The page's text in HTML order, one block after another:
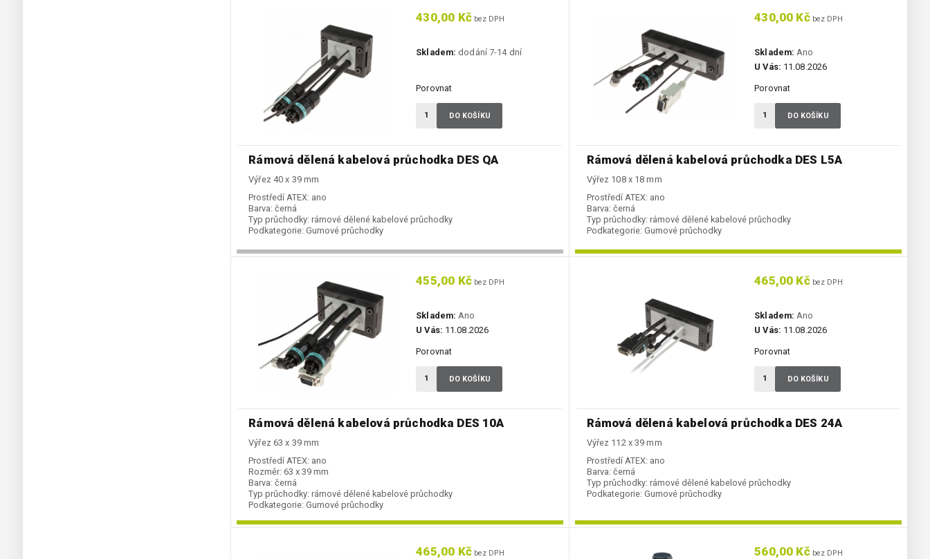
Rámová dělená kabelová průchodka DES QA
Výřez 40 x 39 mm
Prostředí ATEX: ano
Barva: černá
Typ průchodky: rámové dělené kabelové průchodky
Podkategorie: Gumové průchodky
430,00 Kčbez DPH
Skladem: dodání 7-14 dní
Porovnat
DO KOŠÍKU
Rámová dělená kabelová průchodka DES L5A
Výřez 108 x 18 mm
Prostředí ATEX: ano
Barva: černá
Typ průchodky: rámové dělené kabelové průchodky
Podkategorie: Gumové průchodky
430,00 Kčbez DPH
Skladem: Ano
U Vás: 11.08.2026
Porovnat
DO KOŠÍKU
Rámová dělená kabelová průchodka DES 10A
Výřez 63 x 39 mm
Prostředí ATEX: ano
Rozměr: 63 x 39 mm
Barva: černá
Typ průchodky: rámové dělené kabelové průchodky
Podkategorie: Gumové průchodky
455,00 Kčbez DPH
Skladem: Ano
U Vás: 11.08.2026
Porovnat
DO KOŠÍKU
Rámová dělená kabelová průchodka DES 24A
Výřez 112 x 39 mm
Prostředí ATEX: ano
Barva: černá
Typ průchodky: rámové dělené kabelové průchodky
Podkategorie: Gumové průchodky
465,00 Kčbez DPH
Skladem: Ano
U Vás: 11.08.2026
Porovnat
DO KOŠÍKU
465,00 Kčbez DPH 560,00 Kčbez DPH